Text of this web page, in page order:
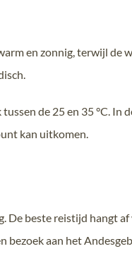
en zonnig, terwijl
de 25 en 35 °C. In
kan uitkomen.
beste reistijd hangt af
aan het